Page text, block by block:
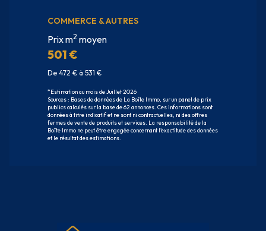
COMMERCE & AUTRES
Prix m2 moyen
501 €
De 472 € à 531 €
*Estimation au mois de Juillet 2026
Sources : Bases de données de La Boîte Immo, sur un panel de prix
publics calculés sur la base de 62 annonces. Ces informations sont
données à titre indicatif et ne sont ni contractuelles, ni des offres
fermes de vente de produits et services. La responsabilité de la
Boîte Immo ne peut être engagée concernant l'exactitude des données
et le résultat des estimations.